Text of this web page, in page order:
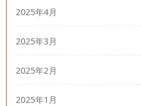
2025年4月
2025年3月
2025年2月
2025年1月